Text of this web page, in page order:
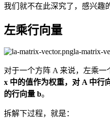
我们就不在此深究了，感兴趣
左乘行向量
la-matrix-
对于一个方阵 A 来说，左乘一
x 中的值作为权重，对 A 中行
的行向量 b。
拆解下过程，就是：